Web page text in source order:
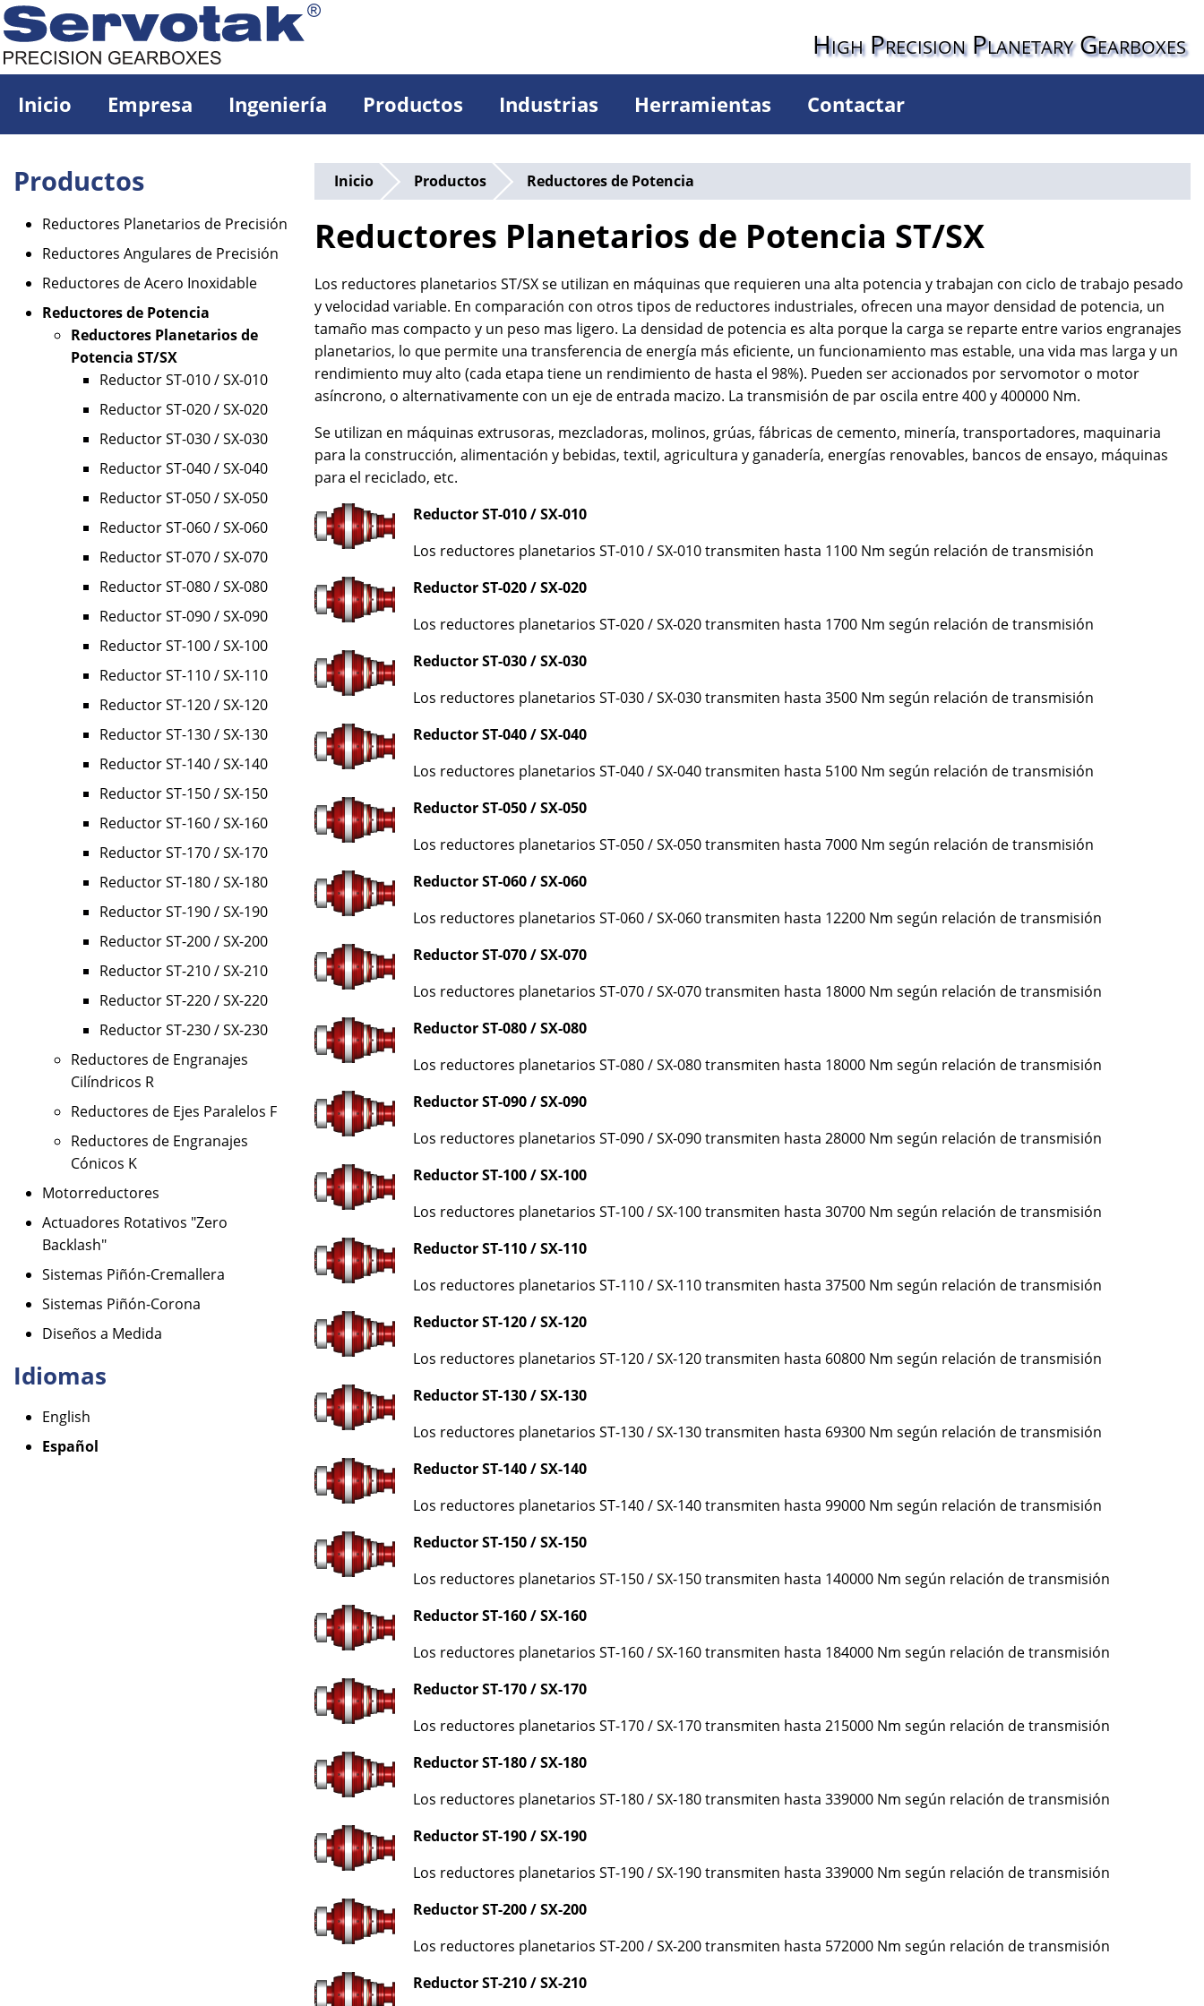
Pasar
al
contenido
principal
High Precision Planetary Gearboxes
Inicio Empresa Ingeniería Productos Industrias Herramientas Contactar
Productos
Reductores Planetarios de Precisión
Reductores Angulares de Precisión
Reductores de Acero Inoxidable
Reductores de Potencia
Reductores Planetarios de
Potencia ST/SX
Reductor ST-010 / SX-010
Reductor ST-020 / SX-020
Reductor ST-030 / SX-030
Reductor ST-040 / SX-040
Reductor ST-050 / SX-050
Reductor ST-060 / SX-060
Reductor ST-070 / SX-070
Reductor ST-080 / SX-080
Reductor ST-090 / SX-090
Reductor ST-100 / SX-100
Reductor ST-110 / SX-110
Reductor ST-120 / SX-120
Reductor ST-130 / SX-130
Reductor ST-140 / SX-140
Reductor ST-150 / SX-150
Reductor ST-160 / SX-160
Reductor ST-170 / SX-170
Reductor ST-180 / SX-180
Reductor ST-190 / SX-190
Reductor ST-200 / SX-200
Reductor ST-210 / SX-210
Reductor ST-220 / SX-220
Reductor ST-230 / SX-230
Reductores de Engranajes
Cilíndricos R
Reductores de Ejes Paralelos F
Reductores de Engranajes
Cónicos K
Motorreductores
Actuadores Rotativos "Zero
Backlash"
Sistemas Piñón-Cremallera
Sistemas Piñón-Corona
Diseños a Medida
Idiomas
English
Español
Inicio Productos Reductores de Potencia
Reductores Planetarios de Potencia ST/SX
Los reductores planetarios ST/SX se utilizan en máquinas que requieren una alta potencia y trabajan con ciclo de trabajo pesado
y velocidad variable. En comparación con otros tipos de reductores industriales, ofrecen una mayor densidad de potencia, un
tamaño mas compacto y un peso mas ligero. La densidad de potencia es alta porque la carga se reparte entre varios engranajes
planetarios, lo que permite una transferencia de energía más eficiente, un funcionamiento mas estable, una vida mas larga y un
rendimiento muy alto (cada etapa tiene un rendimiento de hasta el 98%). Pueden ser accionados por servomotor o motor
asíncrono, o alternativamente con un eje de entrada macizo. La transmisión de par oscila entre 400 y 400000 Nm.
Se utilizan en máquinas extrusoras, mezcladoras, molinos, grúas, fábricas de cemento, minería, transportadores, maquinaria
para la construcción, alimentación y bebidas, textil, agricultura y ganadería, energías renovables, bancos de ensayo, máquinas
para el reciclado, etc.
Reductor ST-010 / SX-010
Los reductores planetarios ST-010 / SX-010 transmiten hasta 1100 Nm según relación de transmisión
Reductor ST-020 / SX-020
Los reductores planetarios ST-020 / SX-020 transmiten hasta 1700 Nm según relación de transmisión
Reductor ST-030 / SX-030
Los reductores planetarios ST-030 / SX-030 transmiten hasta 3500 Nm según relación de transmisión
Reductor ST-040 / SX-040
Los reductores planetarios ST-040 / SX-040 transmiten hasta 5100 Nm según relación de transmisión
Reductor ST-050 / SX-050
Los reductores planetarios ST-050 / SX-050 transmiten hasta 7000 Nm según relación de transmisión
Reductor ST-060 / SX-060
Los reductores planetarios ST-060 / SX-060 transmiten hasta 12200 Nm según relación de transmisión
Reductor ST-070 / SX-070
Los reductores planetarios ST-070 / SX-070 transmiten hasta 18000 Nm según relación de transmisión
Reductor ST-080 / SX-080
Los reductores planetarios ST-080 / SX-080 transmiten hasta 18000 Nm según relación de transmisión
Reductor ST-090 / SX-090
Los reductores planetarios ST-090 / SX-090 transmiten hasta 28000 Nm según relación de transmisión
Reductor ST-100 / SX-100
Los reductores planetarios ST-100 / SX-100 transmiten hasta 30700 Nm según relación de transmisión
Reductor ST-110 / SX-110
Los reductores planetarios ST-110 / SX-110 transmiten hasta 37500 Nm según relación de transmisión
Reductor ST-120 / SX-120
Los reductores planetarios ST-120 / SX-120 transmiten hasta 60800 Nm según relación de transmisión
Reductor ST-130 / SX-130
Los reductores planetarios ST-130 / SX-130 transmiten hasta 69300 Nm según relación de transmisión
Reductor ST-140 / SX-140
Los reductores planetarios ST-140 / SX-140 transmiten hasta 99000 Nm según relación de transmisión
Reductor ST-150 / SX-150
Los reductores planetarios ST-150 / SX-150 transmiten hasta 140000 Nm según relación de transmisión
Reductor ST-160 / SX-160
Los reductores planetarios ST-160 / SX-160 transmiten hasta 184000 Nm según relación de transmisión
Reductor ST-170 / SX-170
Los reductores planetarios ST-170 / SX-170 transmiten hasta 215000 Nm según relación de transmisión
Reductor ST-180 / SX-180
Los reductores planetarios ST-180 / SX-180 transmiten hasta 339000 Nm según relación de transmisión
Reductor ST-190 / SX-190
Los reductores planetarios ST-190 / SX-190 transmiten hasta 339000 Nm según relación de transmisión
Reductor ST-200 / SX-200
Los reductores planetarios ST-200 / SX-200 transmiten hasta 572000 Nm según relación de transmisión
Reductor ST-210 / SX-210